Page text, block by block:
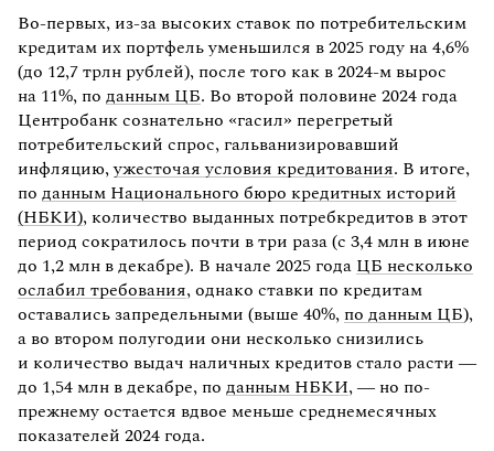
Во-первых, из-за высоких ставок по потребительским
кредитам их портфель уменьшился в 2025 году на 4,6%
(до 12,7 трлн рублей), после того как в 2024-м вырос
на 11%, по данным ЦБ. Во второй половине 2024 года
Центробанк сознательно «гасил» перегретый
потребительский спрос, гальванизировавший
инфляцию,ужесточая условия кредитования. В итоге,
по данным Национального бюро кредитных историй
(НБКИ), количество выданных потребкредитов в этот
период сократилось почти в три раза (с 3,4 млн в июне
до 1,2 млн в декабре). В начале 2025 года ЦБ несколько
ослабил требования, однако ставки по кредитам
оставались запредельными (выше 40%, по данным ЦБ),
а во втором полугодии они несколько снизились
и количество выдач наличных кредитов стало расти —
до 1,54 млн в декабре, по данным НБКИ, — но по-
прежнему остается вдвое меньше среднемесячных
показателей 2024 года.